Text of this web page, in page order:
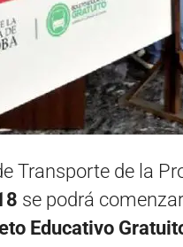
Transporte de la
se podrá
Educativo